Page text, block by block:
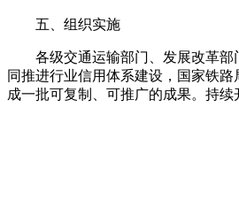
五、组织实施
各级交通运输部门、发展改革
同推进行业信用体系建设，国家铁
成一批可复制、可推广的成果。持